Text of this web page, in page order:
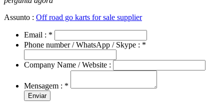
Assunto : Off road go karts for sale supplier
Email : *
Phone number / WhatsApp / Skype : *
Company Name / Website :
Mensagem : *